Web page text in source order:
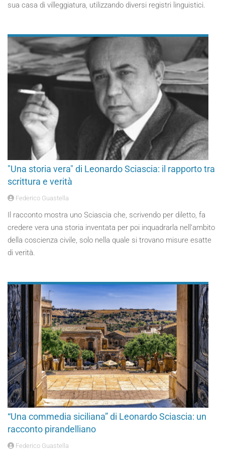
sua casa di villeggiatura, utilizzando diversi registri linguistici.
"Una storia vera" di Leonardo Sciascia: il rapporto tra
scrittura e verità
Federico Guastella
Il racconto mostra uno Sciascia che, scrivendo per diletto, fa
credere vera una storia inventata per poi inquadrarla nell’ambito
della coscienza civile, solo nella quale si trovano misure esatte
di verità.
“Una commedia siciliana” di Leonardo Sciascia: un
racconto pirandelliano
Federico Guastella